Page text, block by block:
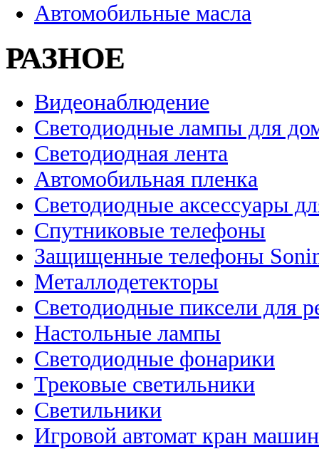
Автомобильные масла
РАЗНОЕ
Видеонаблюдение
Светодиодные лампы для
Светодиодная лента
Автомобильная пленка
Светодиодные аксессуары
Спутниковые телефоны
Защищенные телефоны
Металлодетекторы
Светодиодные пиксели для
Настольные лампы
Светодиодные фонарики
Трековые светильники
Светильники
Игровой автомат кран